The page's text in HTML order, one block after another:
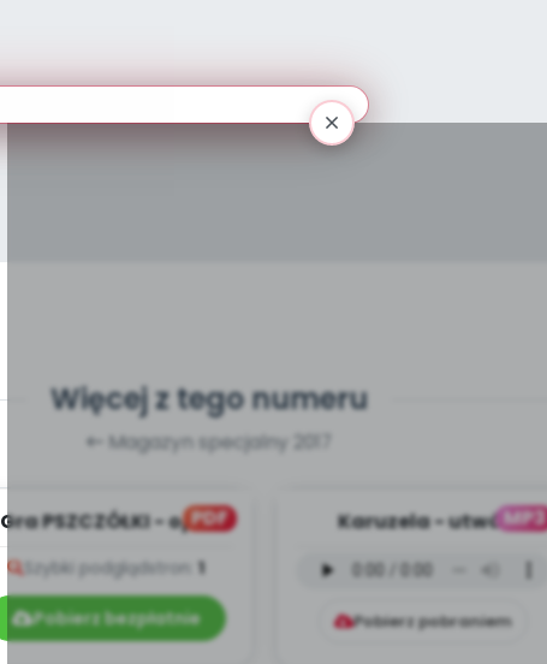
Więcej z tego numeru
Magazyn specjalny 2017
PDF
Gra PSZCZÓŁKI - opis
Szybki podglądstron: 1
Pobierz bezpłatnie
MP3
Karuzela - utwór
mp3)
Pobierz pobraniem